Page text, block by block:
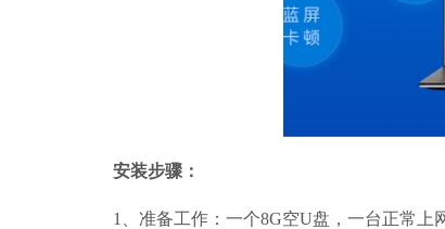
安装步骤：
1、准备工作：一个8G空U盘，一台正常上